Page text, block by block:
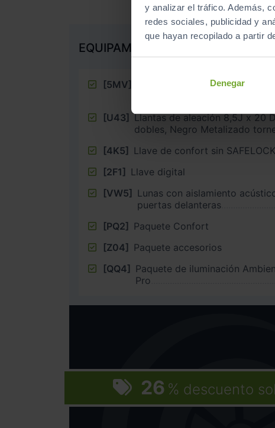
y analizar el tráfico. Además,
redes sociales, publicidad y
que hayan recopilado a partir
Denegar
EQUIPAMIENTO EXTRA
[5MV]
Inserciones decorativas en
[U43] Llantas de aleación 8,5J x 20
dobles, Negro Metalizado
[4K5] Llave de confort sin SAFELOCK
[2F1] Llave digital
[VW5] Lunas con aislamiento
puertas delanteras
[PQ2] Paquete Confort
[Z04] Paquete accesorios
[QQ4] Paquete de iluminación
Pro
26 % descuento